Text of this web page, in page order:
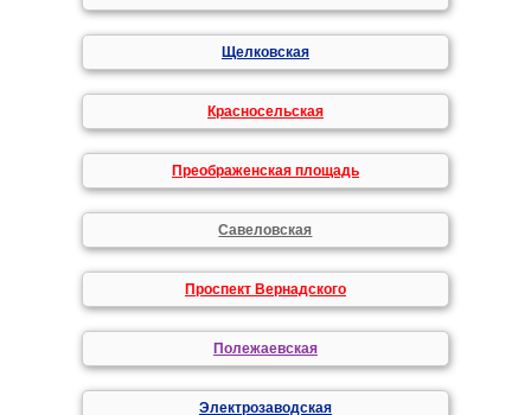
Щелковская
Красносельская
Преображенская площадь
Савеловская
Проспект Вернадского
Полежаевская
Электрозаводская